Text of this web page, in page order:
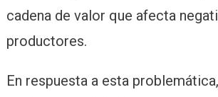
cadena de valor que afecta
productores.
En respuesta a esta problemática,